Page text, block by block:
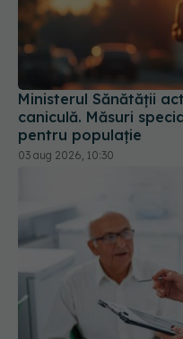
Ministerul Sănătății
caniculă. Măsuri
pentru populație
03 aug 2026, 10:30